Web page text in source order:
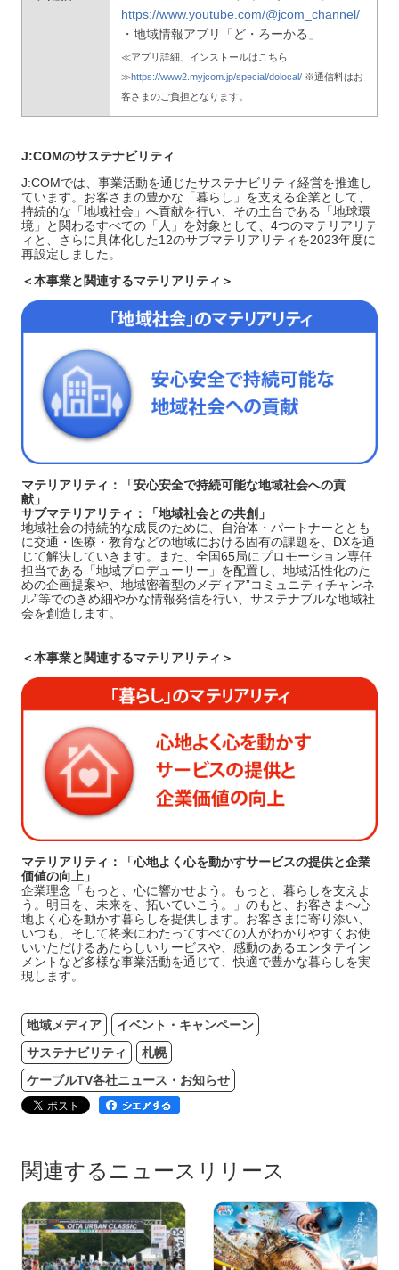
https://www.youtube.com/@jcom_channel/
・地域情報アプリ「ど・ろーかる」
≪アプリ詳細、インストールはこちら
≫https://www2.myjcom.jp/special/dolocal/※通信料はお
客さまのご負担となります。
J:COMのサステナビリティ
J:COMでは、事業活動を通じたサステナビリティ経営を推進し
ています。お客さまの豊かな「暮らし」を支える企業として、
持続的な「地域社会」へ貢献を行い、その土台である「地球環
境」と関わるすべての「人」を対象として、4つのマテリアリテ
ィと、さらに具体化した12のサブマテリアリティを2023年度に
再設定しました。
＜本事業と関連するマテリアリティ＞
マテリアリティ：「安心安全で持続可能な地域社会への貢
献」
サブマテリアリティ：「地域社会との共創」
地域社会の持続的な成長のために、自治体・パートナーととも
に交通・医療・教育などの地域における固有の課題を、DXを通
じて解決していきます。また、全国65局にプロモーション専任
担当である「地域プロデューサー」を配置し、地域活性化のた
めの企画提案や、地域密着型のメディア”コミュニティチャンネ
ル”等でのきめ細やかな情報発信を行い、サステナブルな地域社
会を創造します。
＜本事業と関連するマテリアリティ＞
マテリアリティ：「心地よく心を動かすサービスの提供と企業
価値の向上」
企業理念「もっと、心に響かせよう。もっと、暮らしを支えよ
う。明日を、未来を、拓いていこう。」のもと、お客さまへ心
地よく心を動かす暮らしを提供します。お客さまに寄り添い、
いつも、そして将来にわたってすべての人がわかりやすくお使
いいただけるあたらしいサービスや、感動のあるエンタテイン
メントなど多様な事業活動を通じて、快適で豊かな暮らしを実
現します。
地域メディア
イベント・キャンペーン
サステナビリティ
札幌
ケーブルTV各社ニュース・お知らせ
関連するニュースリリース